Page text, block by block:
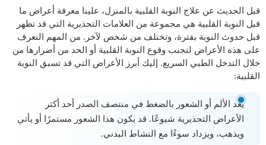
قبل الحديث عن علاج النوبة القلبية بالمنزل، علينا معرفة أعراض ما
قبل النوبة القلبية هي مجموعة من العلامات التحذيرية التي قد تظهر
قبل حدوث النوبة بفترة، وتختلف من شخص لآخر. من المهم التعرف
على هذه الأعراض لتجنب وقوع النوبة القلبية أو الحد من أضرارها من
خلال التدخل الطبي السريع. إليك أبرز الأعراض التي قد تسبق النوبة
القلبية:
يعد الألم أو الشعور بالضغط في منتصف الصدر أحد أكثر
الأعراض التحذيرية شيوعًا. قد يكون هذا الشعور مستمرًا أو يأتي
ويذهب، ويزداد سوءًا مع النشاط البدني.